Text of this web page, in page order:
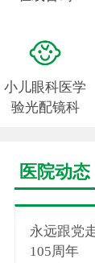
小儿眼科医学
验光配镜科
医院动态
永远跟党走 共筑光明梦——庆祝中国共产党
105周年